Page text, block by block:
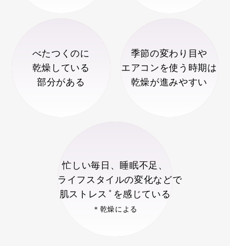
べたつくのに
乾燥している
部分がある
季節の変わり目や
エアコンを使う時期は
乾燥が進みやすい
忙しい毎日、睡眠不足、
ライフスタイルの変化などで
肌ストレス ＊ を感じている
＊乾燥による